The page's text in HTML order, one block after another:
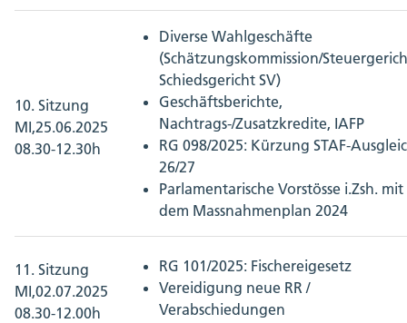
10. Sitzung
MI,25.06.2025
08.30-12.30h
Diverse Wahlgeschäfte
(Schätzungskommission/
Schiedsgericht SV)
Geschäftsberichte,
Nachtrags-/Zusatzkredite, IAFP
RG 098/2025: Kürzung STAF-
26/27
Parlamentarische Vorstösse i.Zsh. mit
dem Massnahmenplan 2024
11. Sitzung
MI,02.07.2025
08.30-12.00h
RG 101/2025: Fischereigesetz
Vereidigung neue RR /
Verabschiedungen